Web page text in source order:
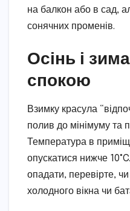
на балкон або в сад,
сонячних променів.
Осінь і
спокою
Взимку красула
полив до мінімуму та
Температура в
опускатися нижче
опадати, перевірте,
холодного вікна чи